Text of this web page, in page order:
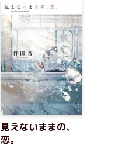
見えないままの、
恋。